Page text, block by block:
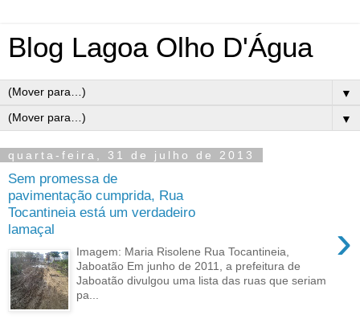
Blog Lagoa Olho D'Água
▼
▼
quarta-feira, 31 de julho de 2013
Sem promessa de
pavimentação cumprida, Rua
Tocantineia está um verdadeiro
lamaçal
›
Imagem: Maria Risolene Rua Tocantineia,
Jaboatão Em junho de 2011, a prefeitura de
Jaboatão divulgou uma lista das ruas que seriam
pa...